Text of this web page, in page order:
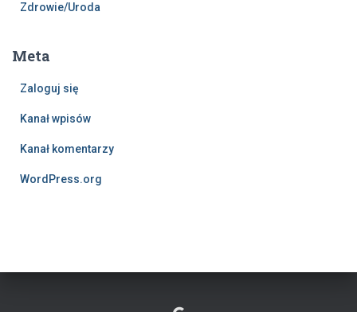
Zdrowie/Uroda
Meta
Zaloguj się
Kanał wpisów
Kanał komentarzy
WordPress.org